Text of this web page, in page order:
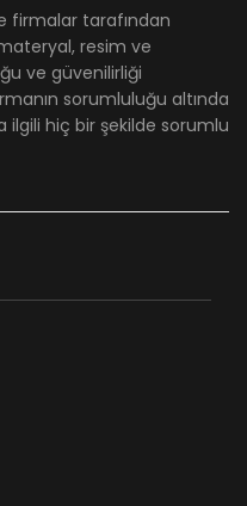
firmalar tarafından
resim ve
ve güvenilirliği
sorumluluğu altında
ilgili hiç bir şekilde sorumlu